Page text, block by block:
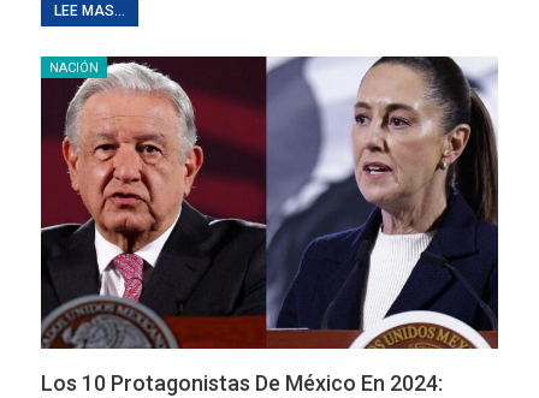
LEE MAS...
NACIÓN
Los 10 Protagonistas De México En 2024: